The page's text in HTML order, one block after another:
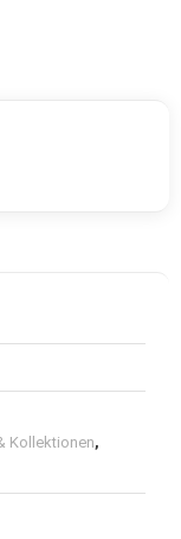
Kollektionen,